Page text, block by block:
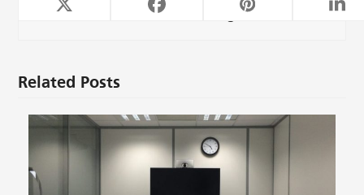
TeleForwarding
Related Posts